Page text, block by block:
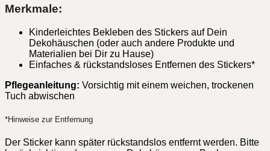
Merkmale:
Kinderleichtes Bekleben des Stickers auf Dein
Dekohäuschen (oder auch andere Produkte und
Materialien bei Dir zu Hause)
Einfaches & rückstandsloses Entfernen des Stickers*
Pflegeanleitung: Vorsichtig mit einem weichen, trockenen
Tuch abwischen
*Hinweise zur Entfernung
Der Sticker kann später rückstandslos entfernt werden. Bitte